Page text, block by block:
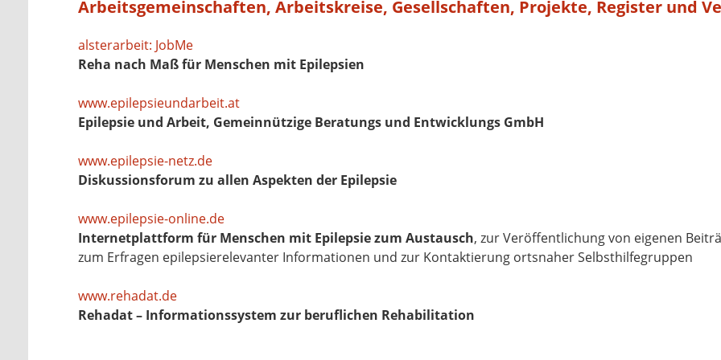
Arbeitsgemeinschaften, Arbeitskreise, Gesellschaften, Projekte, Register und
alsterarbeit: JobMe
Reha nach Maß für Menschen mit Epilepsien
www.epilepsieundarbeit.at
Epilepsie und Arbeit, Gemeinnützige Beratungs und Entwicklungs GmbH
www.epilepsie-netz.de
Diskussionsforum zu allen Aspekten der Epilepsie
www.epilepsie-online.de
Internetplattform für Menschen mit Epilepsie zum Austausch, zur Veröffentlichung von eigenen
zum Erfragen epilepsierelevanter Informationen und zur Kontaktierung ortsnaher Selbsthilfegruppen
www.rehadat.de
Rehadat – Informationssystem zur beruflichen Rehabilitation